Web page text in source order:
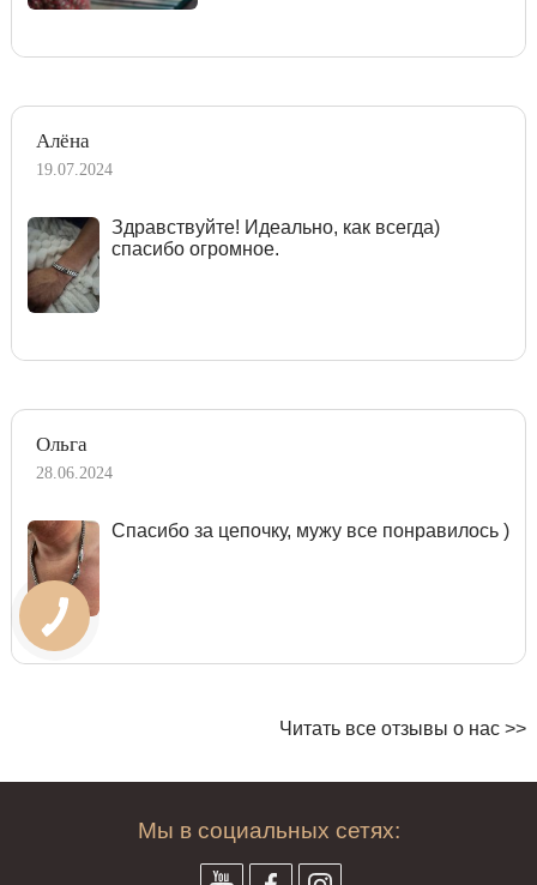
Алёна
19.07.2024
Здравствуйте! Идеально, как всегда)
спасибо огромное.
Ольга
28.06.2024
Спасибо за цепочку, мужу все понравилось )
Читать все отзывы о нас >>
Мы в социальных сетях: